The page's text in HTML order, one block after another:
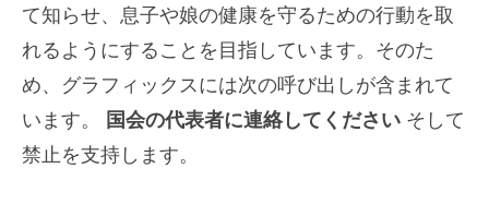
て知らせ、息子や娘の健康を守るための行動を取
れるようにすることを目指しています。そのた
め、グラフィックスには次の呼び出しが含まれて
います。 国会の代表者に連絡してください そして
禁止を支持します。